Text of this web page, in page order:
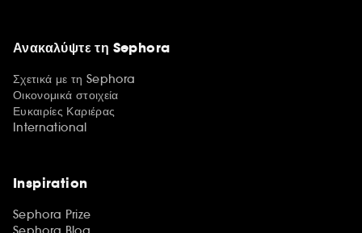
Ανακαλύψτε τη Sephora
Σχετικά με τη Sephora
Οικονομικά στοιχεία
Ευκαιρίες Καριέρας
International
Inspiration
Sephora Prize